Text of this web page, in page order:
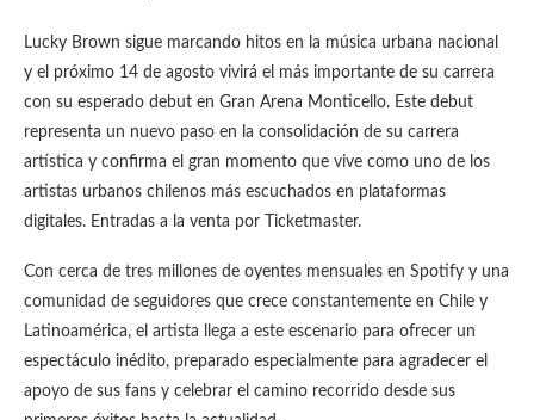
Lucky Brown sigue marcando hitos en la música urbana nacional
y el próximo 14 de agosto vivirá el más importante de su carrera
con su esperado debut en Gran Arena Monticello. Este debut
representa un nuevo paso en la consolidación de su carrera
artística y confirma el gran momento que vive como uno de los
artistas urbanos chilenos más escuchados en plataformas
digitales. Entradas a la venta por Ticketmaster.
Con cerca de tres millones de oyentes mensuales en Spotify y una
comunidad de seguidores que crece constantemente en Chile y
Latinoamérica, el artista llega a este escenario para ofrecer un
espectáculo inédito, preparado especialmente para agradecer el
apoyo de sus fans y celebrar el camino recorrido desde sus